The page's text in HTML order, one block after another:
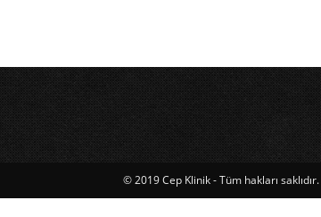
© 2019 Cep Klinik - Tüm hakları saklıdır.